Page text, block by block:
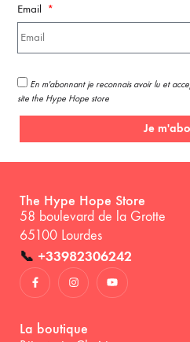
Email
En m'abonnant je reconnais avoir lu et
site the Hype Hope store
Je
The Hype Hope Store
58 boulevard de la Grotte
65100 Lourdes
📞 +33982306242
La boutique